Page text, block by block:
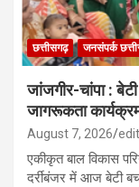
छत्तीसगढ़ जनसंपर्क
जांजगीर-चांपा :
जागरूकता
August 7, 2026
एकीकृत बाल विकास
दर्रीबंजर में आज बेटी